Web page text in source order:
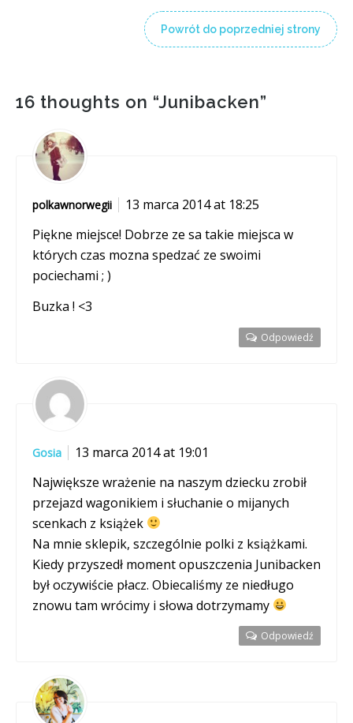
Powrót do poprzedniej strony
16 thoughts on “Junibacken”
polkawnorwegii
13 marca 2014 at 18:25
Piękne miejsce! Dobrze ze sa takie miejsca w
których czas mozna spedzać ze swoimi
pociechami ; )
Buzka ! <3
Odpowiedź
Gosia
13 marca 2014 at 19:01
Największe wrażenie na naszym dziecku zrobił
przejazd wagonikiem i słuchanie o mijanych
scenkach z książek
Na mnie sklepik, szczególnie polki z książkami.
Kiedy przyszedł moment opuszczenia Junibacken
był oczywiście płacz. Obiecaliśmy ze niedługo
znowu tam wrócimy i słowa dotrzymamy
Odpowiedź